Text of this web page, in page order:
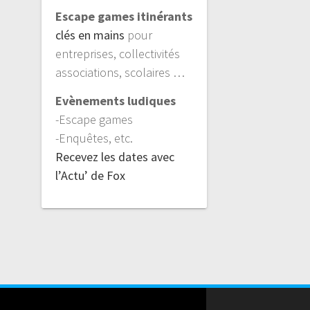
Escape games itinérants
clés en mains pour
entreprises, collectivités
associations, scolaires …
Evènements ludiques
-Escape games
-Enquêtes, etc.
Recevez les dates avec
l’Actu’ de Fox